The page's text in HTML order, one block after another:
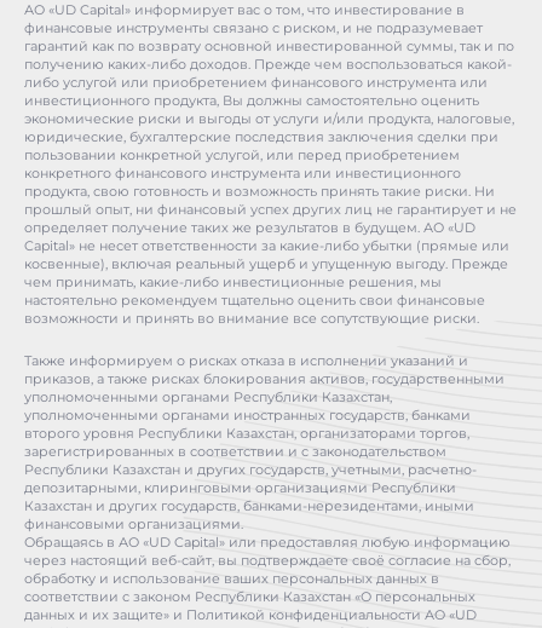
АО «UD Capital» информирует вас о том, что инвестирование в
финансовые инструменты связано с риском, и не подразумевает
гарантий как по возврату основной инвестированной суммы, так и по
получению каких-либо доходов. Прежде чем воспользоваться какой-
либо услугой или приобретением финансового инструмента или
инвестиционного продукта, Вы должны самостоятельно оценить
экономические риски и выгоды от услуги и/или продукта, налоговые,
юридические, бухгалтерские последствия заключения сделки при
пользовании конкретной услугой, или перед приобретением
конкретного финансового инструмента или инвестиционного
продукта, свою готовность и возможность принять такие риски. Ни
прошлый опыт, ни финансовый успех других лиц не гарантирует и не
определяет получение таких же результатов в будущем. АО «UD
Capital» не несет ответственности за какие-либо убытки (прямые или
косвенные), включая реальный ущерб и упущенную выгоду. Прежде
чем принимать, какие-либо инвестиционные решения, мы
настоятельно рекомендуем тщательно оценить свои финансовые
возможности и принять во внимание все сопутствующие риски.
Также информируем о рисках отказа в исполнении указаний и
приказов, а также рисках блокирования активов, государственными
уполномоченными органами Республики Казахстан,
уполномоченными органами иностранных государств, банками
второго уровня Республики Казахстан, организаторами торгов,
зарегистрированных в соответствии и с законодательством
Республики Казахстан и других государств, учетными, расчетно-
депозитарными, клиринговыми организациями Республики
Казахстан и других государств, банками-нерезидентами, иными
финансовыми организациями.
Обращаясь в АО «UD Capital» или предоставляя любую информацию
через настоящий веб-сайт, вы подтверждаете своё согласие на сбор,
обработку и использование ваших персональных данных в
соответствии с законом Республики Казахстан «О персональных
данных и их защите» и Политикой конфиденциальности АО «UD